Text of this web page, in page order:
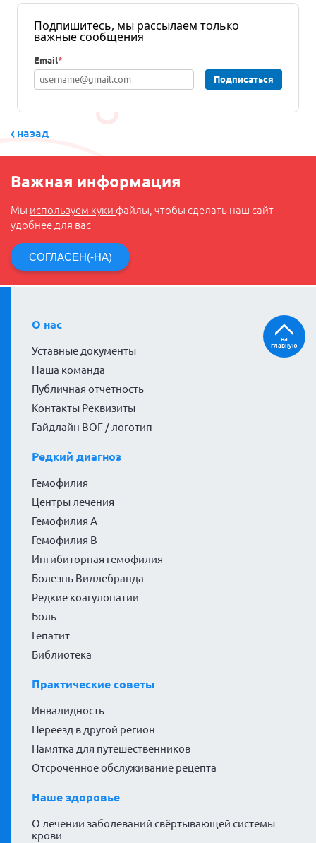
Подпишитесь, мы рассылаем только
важные сообщения
Email*
Подписаться
назад
Важная информация
Мы используем куки файлы, чтобы сделать наш сайт
удобнее для вас
СОГЛАСЕН(-НА)
О нас
Уставные документы
Наша команда
Публичная отчетность
Контакты Реквизиты
Гайдлайн ВОГ / логотип
Редкий диагноз
Гемофилия
Центры лечения
Гемофилия А
Гемофилия В
Ингибиторная гемофилия
Болезнь Виллебранда
Редкие коагулопатии
Боль
Гепатит
Библиотека
Практические советы
Инвалидность
Переезд в другой регион
Памятка для путешественников
Отсроченное обслуживание рецепта
Наше здоровье
О лечении заболеваний свёртывающей системы
крови
на
главную